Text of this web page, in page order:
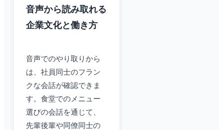
音声から読み取れる
企業文化と働き方
音声でのやり取りから
は、社員同士のフラン
クな会話が確認できま
す。食堂でのメニュー
選びの会話を通じて、
先輩後輩や同僚同士の